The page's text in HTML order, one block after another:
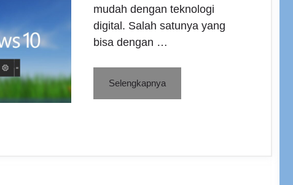
mudah dengan teknologi
digital. Salah satunya yang
bisa dengan …
Selengkapnya